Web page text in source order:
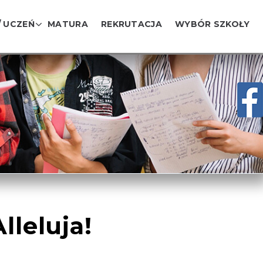
UCZEŃ MATURA REKRUTACJA WYBÓR SZKOŁY